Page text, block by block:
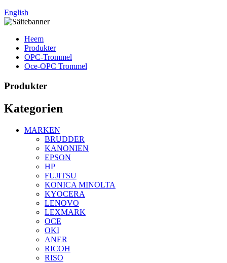
English
Heem
Produkter
OPC-Trommel
Oce-OPC Trommel
Produkter
Kategorien
MARKEN
BRUDDER
KANONIEN
EPSON
HP
FUJITSU
KONICA MINOLTA
KYOCERA
LENOVO
LEXMARK
OCE
OKI
ANER
RICOH
RISO